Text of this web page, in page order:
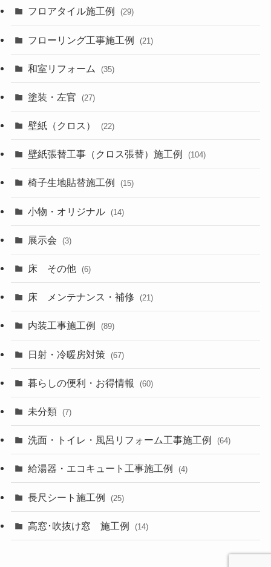
フロアタイル施工例 (29)
フローリング工事施工例 (21)
和室リフォーム (35)
塗装・左官 (27)
壁紙（クロス） (22)
壁紙張替工事（クロス張替）施工例 (104)
椅子生地貼替施工例 (15)
小物・オリジナル (14)
展示会 (3)
床 その他 (6)
床 メンテナンス・補修 (21)
内装工事施工例 (89)
日射・冷暖房対策 (67)
暮らしの便利・お得情報 (60)
未分類 (7)
洗面・トイレ・風呂リフォーム工事施工例 (64)
給湯器・エコキュート工事施工例 (4)
長尺シート施工例 (25)
高窓･吹抜け窓 施工例 (14)